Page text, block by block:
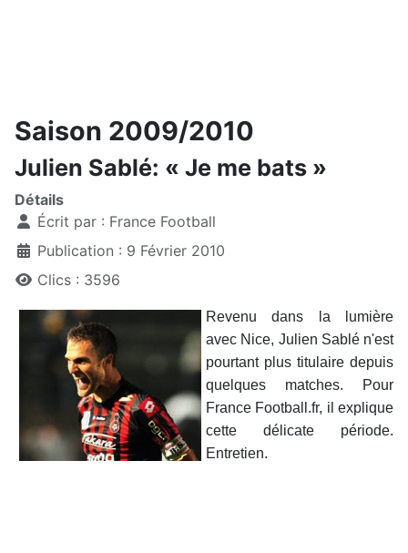
Saison 2009/2010
Julien Sablé: « Je me bats »
Détails
Écrit par : France Football
Publication : 9 Février 2010
Clics : 3596
Revenu dans la lumière
avec Nice, Julien Sablé n'est
pourtant plus titulaire depuis
quelques matches. Pour
France Football.fr, il explique
cette délicate période.
Entretien.